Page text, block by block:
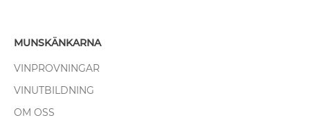
MUNSKÄNKARNA
VINPROVNINGAR
VINUTBILDNING
OM OSS